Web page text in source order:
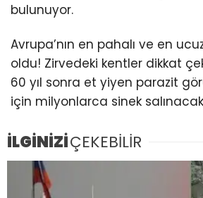
bulunuyor.
Avrupa’nın en pahalı ve en
oldu! Zirvedeki kentler dikkat
60 yıl sonra et yiyen parazit
için milyonlarca sinek salınacak
İLGİNİZİÇEKEBİLİR